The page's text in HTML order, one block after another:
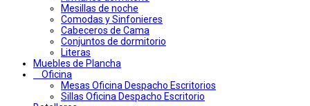
Mesillas de noche
Comodas y Sinfonieres
Cabeceros de Cama
Conjuntos de dormitorio
Literas
Muebles de Plancha
Oficina
Mesas Oficina Despacho Escritorios
Sillas Oficina Despacho Escritorio